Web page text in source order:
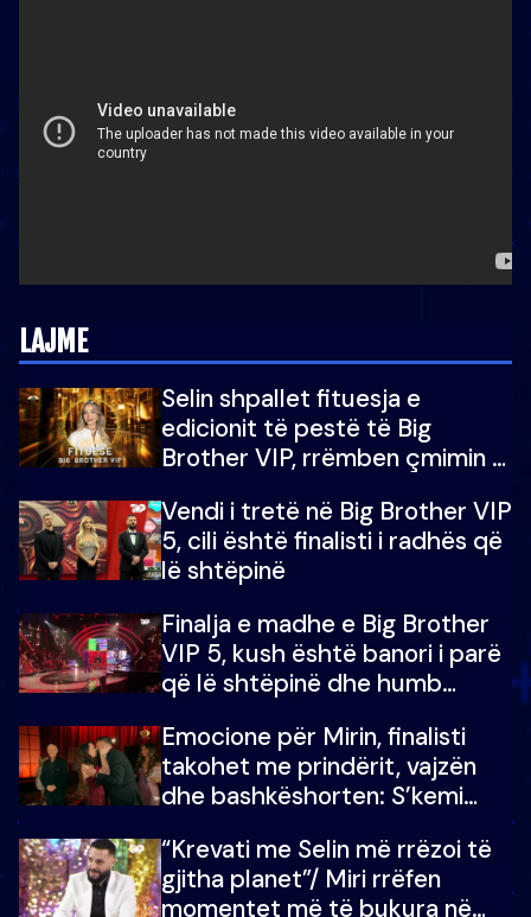
LAJME
Selin shpallet fituesja e
edicionit të pestë të Big
Brother VIP, rrëmben çmimin e
Vendi i tretë në Big Brother VIP
5, cili është finalisti i radhës që
lë shtëpinë
Finalja e madhe e Big Brother
VIP 5, kush është banori i parë
që lë shtëpinë dhe humb
çmimin e madh
Emocione për Mirin, finalisti
takohet me prindërit, vajzën
dhe bashkëshorten: S’kemi
“Krevati me Selin më rrëzoi të
gjitha planet”/ Miri rrëfen
momentet më të bukura në